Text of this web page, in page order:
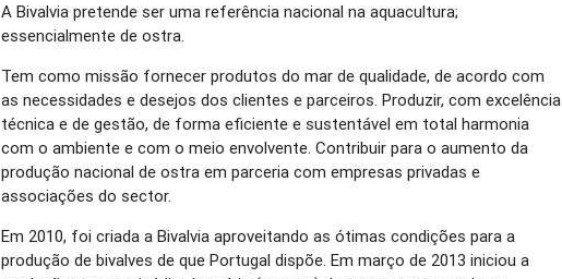
A Bivalvia pretende ser uma referência nacional na aquacultura;
essencialmente de ostra.
Tem como missão fornecer produtos do mar de qualidade, de acordo com
as necessidades e desejos dos clientes e parceiros. Produzir, com excelência
técnica e de gestão, de forma eficiente e sustentável em total harmonia
com o ambiente e com o meio envolvente. Contribuir para o aumento da
produção nacional de ostra em parceria com empresas privadas e
associações do sector.
Em 2010, foi criada a Bivalvia aproveitando as ótimas condições para a
produção de bivalves de que Portugal dispõe. Em março de 2013 iniciou a